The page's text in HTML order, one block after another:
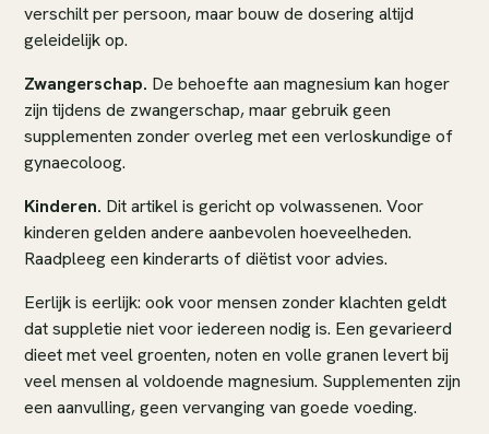
verschilt per persoon, maar bouw de dosering altijd
geleidelijk op.
Zwangerschap. De behoefte aan magnesium kan hoger
zijn tijdens de zwangerschap, maar gebruik geen
supplementen zonder overleg met een verloskundige of
gynaecoloog.
Kinderen. Dit artikel is gericht op volwassenen. Voor
kinderen gelden andere aanbevolen hoeveelheden.
Raadpleeg een kinderarts of diëtist voor advies.
Eerlijk is eerlijk: ook voor mensen zonder klachten geldt
dat suppletie niet voor iedereen nodig is. Een gevarieerd
dieet met veel groenten, noten en volle granen levert bij
veel mensen al voldoende magnesium. Supplementen zijn
een aanvulling, geen vervanging van goede voeding.